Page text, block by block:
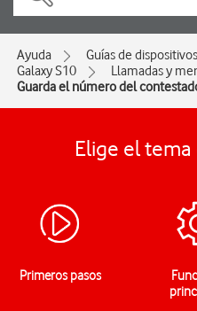
Ayuda Guías de dispositivos
Galaxy S10
Llamadas y
Guarda el número del
Elige el
Primeros pasos